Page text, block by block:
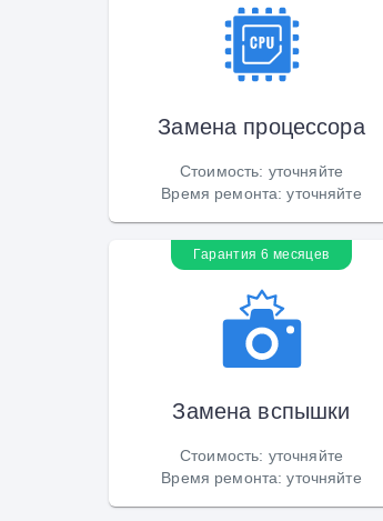
Замена процессора
Стоимость: уточняйте
Время ремонта:уточняйте
Гарантия 6 месяцев
Замена вспышки
Стоимость: уточняйте
Время ремонта:уточняйте